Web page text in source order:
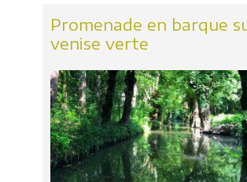
Promenade en barque
venise verte